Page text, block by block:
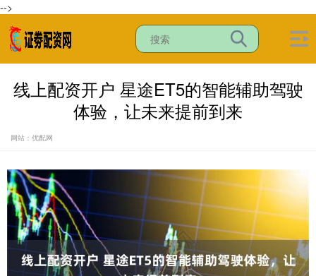
-->
线上配资开户 星途ET5的智能辅助驾驶
体验，让未来提前到来
网站：优配网